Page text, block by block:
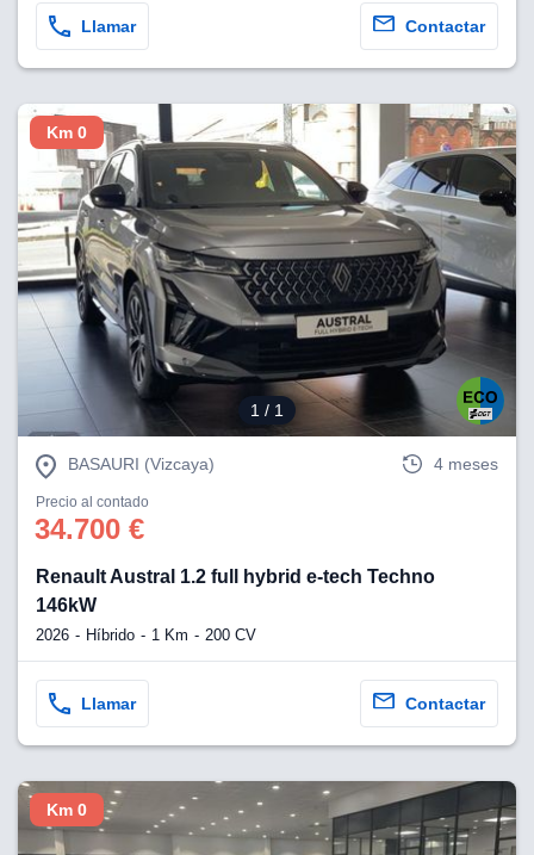
Llamar Contactar
1 / 1
Km 0
BASAURI (Vizcaya) 4 meses
Precio al contado
34.700 €
Renault Austral 1.2 full hybrid e-tech Techno
146kW
2026 Híbrido 1 Km 200 CV
Llamar Contactar
Km 0